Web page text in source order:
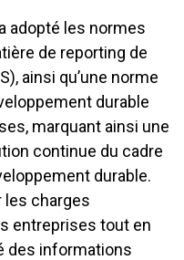
adopté les normes
de reporting de
ainsi qu’une norme
durable
marquant ainsi une
continue du cadre
durable.
les charges
entreprises tout en
des informations